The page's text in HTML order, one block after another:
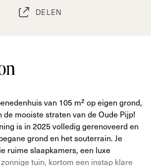
DELEN
van 105 m² op eigen grond,
de mooiste straten van de Oude Pijp!
is in 2025 volledig gerenoveerd en
grond en het souterrain. Je
ruime slaapkamers, een luxe
tuin, kortom een instap klare